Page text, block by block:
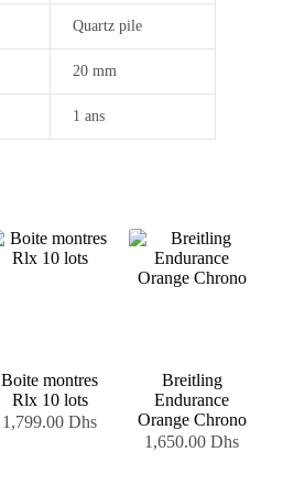
Quartz pile
20 mm
1 ans
Boite montres
Rlx 10 lots
1,799.00Dhs
Breitling
Endurance
Orange Chrono
1,650.00Dhs